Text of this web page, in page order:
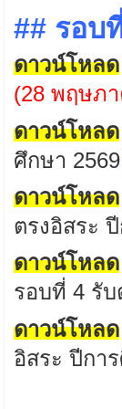
## รอบ
ดาวน์โหลด
(28 พฤษภ
ดาวน์โหลด
ศึกษา 2569
ดาวน์โหลด
ตรงอิสระ
ดาวน์โหลด
รอบที่ 4 รับ
ดาวน์โหลด
อิสระ ปีกา